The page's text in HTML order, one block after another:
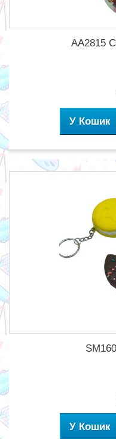
AA2815
У Кошик
У Кошик